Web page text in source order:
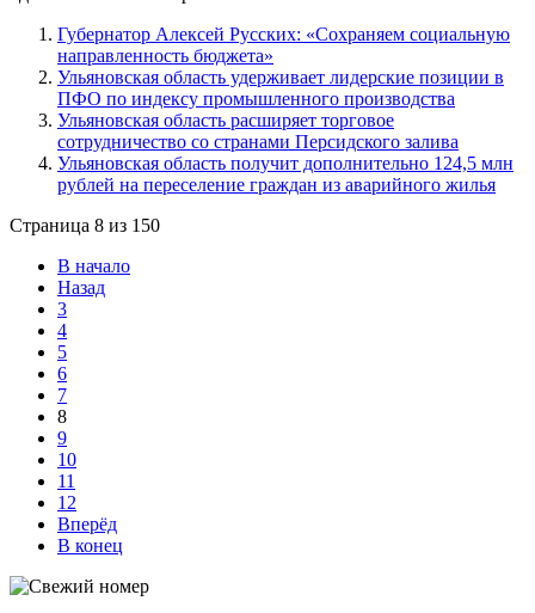
Губернатор Алексей Русских: «Сохраняем социальную
направленность бюджета»
Ульяновская область удерживает лидерские позиции в
ПФО по индексу промышленного производства
Ульяновская область расширяет торговое
сотрудничество со странами Персидского залива
Ульяновская область получит дополнительно 124,5 млн
рублей на переселение граждан из аварийного жилья
Страница 8 из 150
В начало
Назад
3
4
5
6
7
8
9
10
11
12
Вперёд
В конец